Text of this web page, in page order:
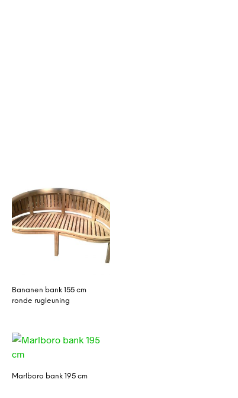
Bananen bank 155 cm
ronde rugleuning
Marlboro bank 195 cm